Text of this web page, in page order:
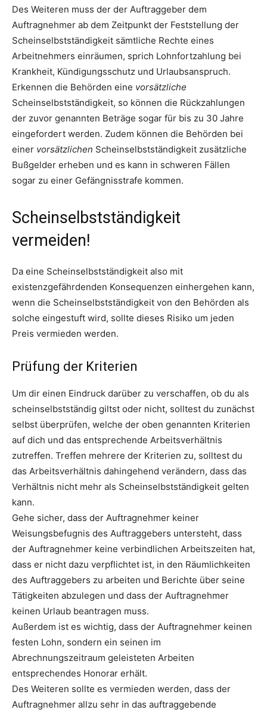
SEARCH...
Des Weiteren muss der der Auftraggeber dem
Auftragnehmer ab dem Zeitpunkt der Feststellung der
Scheinselbstständigkeit sämtliche Rechte eines
Arbeitnehmers einräumen, sprich Lohnfortzahlung bei
Krankheit, Kündigungsschutz und Urlaubsanspruch.
Erkennen die Behörden eine vorsätzliche
Scheinselbstständigkeit, so können die Rückzahlungen
der zuvor genannten Beträge sogar für bis zu 30 Jahre
eingefordert werden. Zudem können die Behörden bei
einer vorsätzlichen Scheinselbstständigkeit zusätzliche
Bußgelder erheben und es kann in schweren Fällen
sogar zu einer Gefängnisstrafe kommen.
Scheinselbstständigkeit
vermeiden!
Da eine Scheinselbstständigkeit also mit
existenzgefährdenden Konsequenzen einhergehen kann,
wenn die Scheinselbstständigkeit von den Behörden als
solche eingestuft wird, sollte dieses Risiko um jeden
Preis vermieden werden.
Prüfung der Kriterien
Um dir einen Eindruck darüber zu verschaffen, ob du als
scheinselbstständig giltst oder nicht, solltest du zunächst
selbst überprüfen, welche der oben genannten Kriterien
auf dich und das entsprechende Arbeitsverhältnis
zutreffen. Treffen mehrere der Kriterien zu, solltest du
das Arbeitsverhältnis dahingehend verändern, dass das
Verhältnis nicht mehr als Scheinselbstständigkeit gelten
kann.
Gehe sicher, dass der Auftragnehmer keiner
Weisungsbefugnis des Auftraggebers untersteht, dass
der Auftragnehmer keine verbindlichen Arbeitszeiten hat,
dass er nicht dazu verpflichtet ist, in den Räumlichkeiten
des Auftraggebers zu arbeiten und Berichte über seine
Tätigkeiten abzulegen und dass der Auftragnehmer
keinen Urlaub beantragen muss.
Außerdem ist es wichtig, dass der Auftragnehmer keinen
festen Lohn, sondern ein seinen im
Abrechnungszeitraum geleisteten Arbeiten
entsprechendes Honorar erhält.
Des Weiteren sollte es vermieden werden, dass der
Auftragnehmer allzu sehr in das auftraggebende